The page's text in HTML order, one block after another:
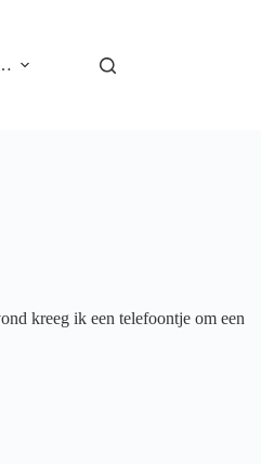
kreeg ik een telefoontje om een